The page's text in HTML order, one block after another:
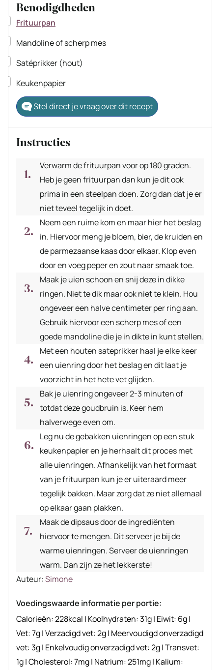
Benodigdheden
▢
Frituurpan
▢
Mandoline of scherp mes
▢
Satéprikker (hout)
▢
Keukenpapier
Stel direct je vraag over dit recept
Instructies
Verwarm de frituurpan voor op 180 graden.
Heb je geen frituurpan dan kun je dit ook
prima in een steelpan doen. Zorg dan dat je er
niet teveel tegelijk in doet.
Neem een ruime kom en maar hier het beslag
in. Hiervoor meng je bloem, bier, de kruiden en
de parmezaanse kaas door elkaar. Klop even
door en voeg peper en zout naar smaak toe.
Maak je uien schoon en snij deze in dikke
ringen. Niet te dik maar ook niet te klein. Hou
ongeveer een halve centimeter per ring aan.
Gebruik hiervoor een scherp mes of een
goede mandoline die je in dikte in kunt stellen.
Met een houten sateprikker haal je elke keer
een uienring door het beslag en dit laat je
voorzicht in het hete vet glijden.
Bak je uienring ongeveer 2-3 minuten of
totdat deze goudbruin is. Keer hem
halverwege even om.
Leg nu de gebakken uienringen op een stuk
keukenpapier en je herhaalt dit proces met
alle uienringen. Afhankelijk van het formaat
van je frituurpan kun je er uiteraard meer
tegelijk bakken. Maar zorg dat ze niet allemaal
op elkaar gaan plakken.
Maak de dipsaus door de ingrediënten
hiervoor te mengen. Dit serveer je bij de
warme uienringen. Serveer de uienringen
warm. Dan zijn ze het lekkerste!
Auteur
Auteur:Simone
Voedingswaarde informatie per portie:
Calorieën:228kcal | Koolhydraten:31g| Eiwit: 6g|
Vet:7g|Verzadigd vet:2g| Meervoudigd onverzadigd
vet:3g| Enkelvoudig onverzadigd vet:2g|Transvet:
1g|Cholesterol:7mg| Natrium:251mg| Kalium: